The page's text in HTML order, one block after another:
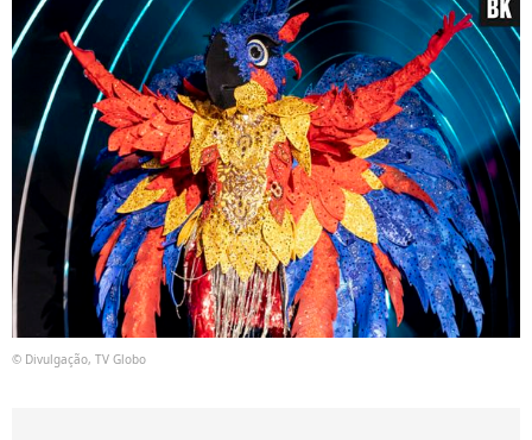
© Divulgação, TV Globo